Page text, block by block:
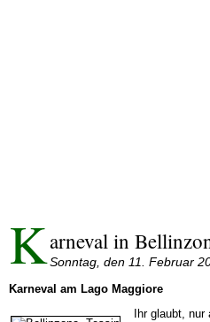
Karneval in
Sonntag, den 11. Februar
Karneval am Lago Maggiore
Ihr glaubt,